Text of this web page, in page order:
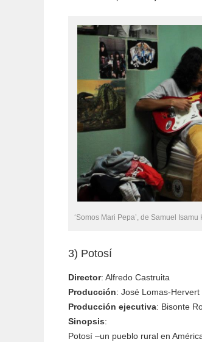
‘Somos Mari Pepa’, de Samuel Isamu
3) Potosí
Director: Alfredo Castruita
Producción: José Lomas-Hervert
Producción ejecutiva: Bisonte
Sinopsis:
Potosí –un pueblo rural en